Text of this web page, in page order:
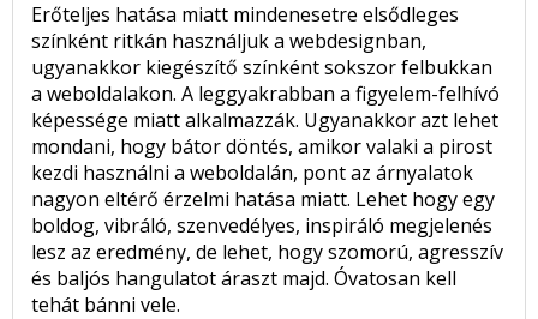
Erőteljes hatása miatt mindenesetre elsődleges
színként ritkán használjuk a webdesignban,
ugyanakkor kiegészítő színként sokszor felbukkan
a weboldalakon. A leggyakrabban a figyelem-felhívó
képessége miatt alkalmazzák. Ugyanakkor azt lehet
mondani, hogy bátor döntés, amikor valaki a pirost
kezdi használni a weboldalán, pont az árnyalatok
nagyon eltérő érzelmi hatása miatt. Lehet hogy egy
boldog, vibráló, szenvedélyes, inspiráló megjelenés
lesz az eredmény, de lehet, hogy szomorú, agresszív
és baljós hangulatot áraszt majd. Óvatosan kell
tehát bánni vele.